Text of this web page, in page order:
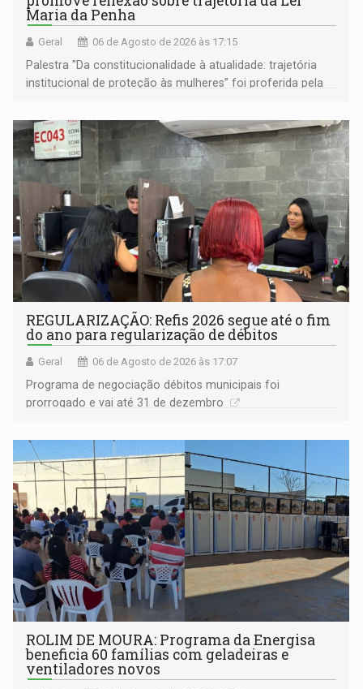
Maria da Penha
Geral 06 de Agosto de 2026 às 17:15
Palestra "Da constitucionalidade à atualidade: trajetória
institucional de proteção às mulheres” foi proferida pela
Goiás
REGULARIZAÇÃO: Refis 2026 segue até o fim
do ano para regularização de débitos
Geral 06 de Agosto de 2026 às 17:07
Programa de negociação débitos municipais foi
prorrogado e vai até 31 de dezembro
ROLIM DE MOURA: Programa da Energisa
beneficia 60 famílias com geladeiras e
ventiladores novos